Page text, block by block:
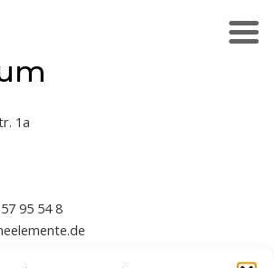
1a
95 54 8